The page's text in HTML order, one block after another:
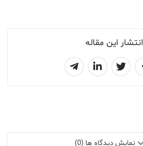
انتشار این مقاله
نمایش دیدگاه ها (0)